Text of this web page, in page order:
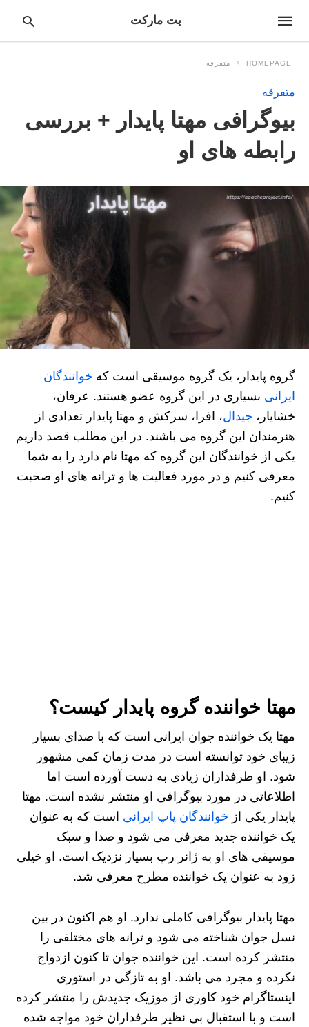
بت مارکت
HOMEPAGE متفرقه
متفرقه
بیوگرافی مهتا پایدار + بررسی
رابطه های او
گروه پایدار، یک گروه موسیقی است که خوانندگان
ایرانی بسیاری در این گروه عضو هستند. عرفان،
خشایار، جیدال، افرا، سرکش و مهتا پایدار تعدادی از
هنرمندان این گروه می باشند. در این مطلب قصد داریم
یکی از خوانندگان این گروه که مهتا نام دارد را به شما
معرفی کنیم و در مورد فعالیت ها و ترانه های او صحبت
کنیم.
مهتا خواننده گروه پایدار کیست؟
مهتا یک خواننده جوان ایرانی است که با صدای بسیار
زیبای خود توانسته است در مدت زمان کمی مشهور
شود. او طرفداران زیادی به دست آورده است اما
اطلاعاتی در مورد بیوگرافی او منتشر نشده است. مهتا
پایدار یکی از خوانندگان پاپ ایرانی است که به عنوان
یک خواننده جدید معرفی می شود و صدا و سبک
موسیقی های او به ژانر رپ بسیار نزدیک است. او خیلی
زود به عنوان یک خواننده مطرح معرفی شد.
مهتا پایدار بیوگرافی کاملی ندارد. او هم اکنون در بین
نسل جوان شناخته می شود و ترانه های مختلفی را
منتشر کرده است. این خواننده جوان تا کنون ازدواج
نکرده و مجرد می باشد. او به تازگی در استوری
اینستاگرام خود کاوری از موزیک جدیدش را منتشر کرده
است و با استقبال بی نظیر طرفداران خود مواجه شده